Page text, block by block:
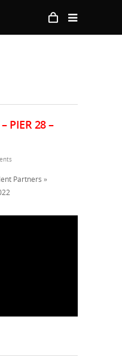
PIER 28 –
Partners »